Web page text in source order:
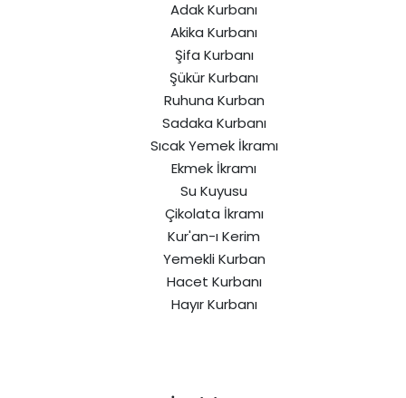
Adak Kurbanı
Akika Kurbanı
Şifa Kurbanı
Şükür Kurbanı
Ruhuna Kurban
Sadaka Kurbanı
Sıcak Yemek İkramı
Ekmek İkramı
Su Kuyusu
Çikolata İkramı
Kur'an-ı Kerim
Yemekli Kurban
Hacet Kurbanı
Hayır Kurbanı